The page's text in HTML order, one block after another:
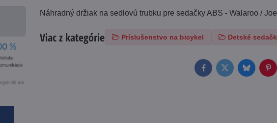
Náhradný držiak na sedlovú trubku pre sedačky ABS - Walaroo /
Viac z kategórie Príslušenstvo na bicykel Detské
FacebookTwitterBluesky